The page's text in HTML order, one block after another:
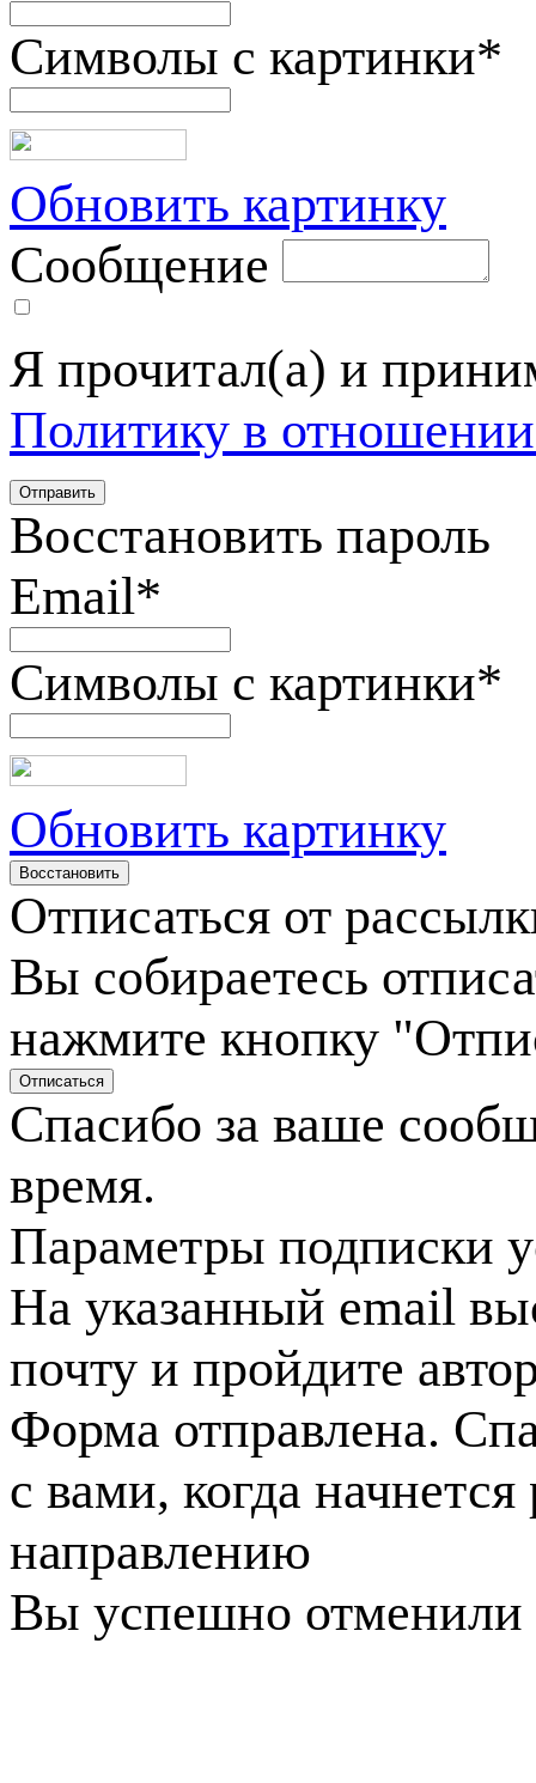
Символы с картинки*
Обновить картинку
Сообщение
Я прочитал(а) и
Политику в
Восстановить пароль
Email*
Символы с картинки*
Обновить картинку
Отписаться от
Вы собираетесь
нажмите кнопку
Спасибо за ваше
время.
Параметры подписки
На указанный email
почту и пройдите
Форма отправлена.
с вами, когда
направлению
Вы успешно отменили